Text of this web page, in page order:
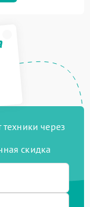
через
скидка